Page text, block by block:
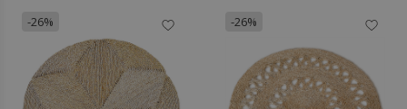
-26% -26%